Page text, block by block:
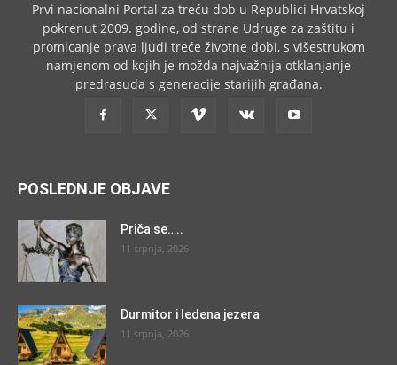
Prvi nacionalni Portal za treću dob u Republici Hrvatskoj
pokrenut 2009. godine, od strane Udruge za zaštitu i
promicanje prava ljudi treće životne dobi, s višestrukom
namjenom od kojih je možda najvažnija otklanjanje
predrasuda s generacije starijih građana.
POSLEDNJE OBJAVE
Priča se…..
11 srpnja, 2026
Durmitor i ledena jezera
11 srpnja, 2026